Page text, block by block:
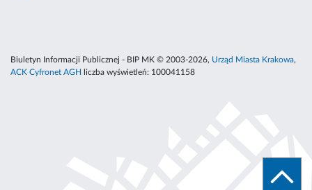
Biuletyn Informacji Publicznej - BIP MK © 2003-2026, Urząd Miasta Krakowa,
ACK Cyfronet AGH
liczba wyświetleń: 100041158